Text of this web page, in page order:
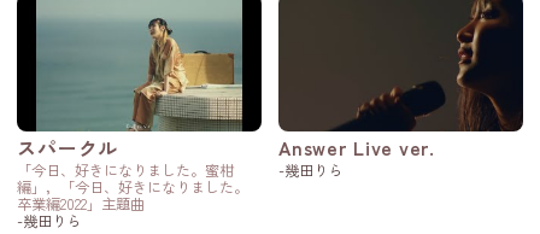
スパークル
「今日、好きになりました。蜜柑
編」，「今日、好きになりました。
卒業編2022」主題曲
-幾田りら
Answer Live ver.
-幾田りら